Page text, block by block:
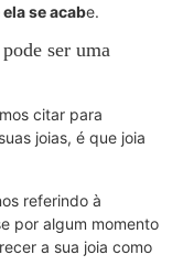
se acabe.
ser uma
citar para
joias, é que joia
referindo à
por algum momento
a sua joia como